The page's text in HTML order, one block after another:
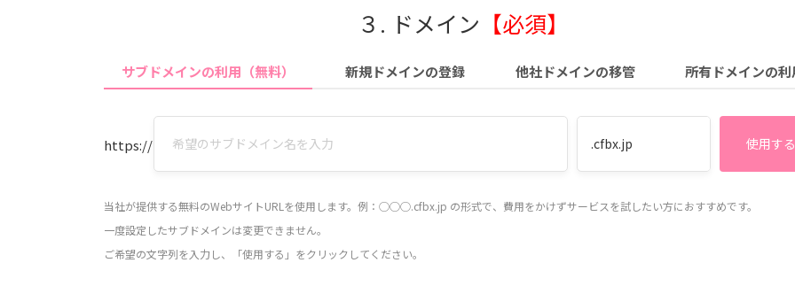
３. ドメイン 【必須】
サブドメインの利用（無料） 新規ドメインの登録 他社ドメインの移管 所有ドメインの利
https://
当社が提供する無料のWebサイトURLを使用します。例：◯◯◯.cfbx.jp の形式で、費用をかけずサービスを試したい方におすすめです。
一度設定したサブドメインは変更できません。
ご希望の文字列を入力し、「使用する」をクリックしてください。